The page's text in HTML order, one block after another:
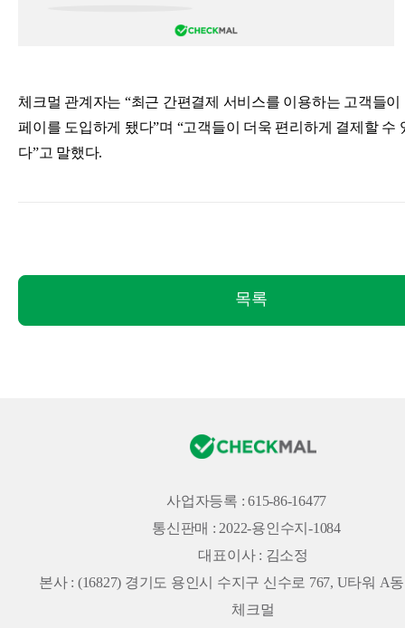
체크멀 관계자는 “최근 간편결제 서비스를 이용하는 고객들이
페이를 도입하게 됐다”며 “고객들이 더욱 편리하게 결제할 수
다”고 말했다.
목록
사업자등록 : 615-86-16477
통신판매 : 2022-용인수지-1084
대표이사 : 김소정
본사 : (16827) 경기도 용인시 수지구 신수로 767, U타워 A
체크멀